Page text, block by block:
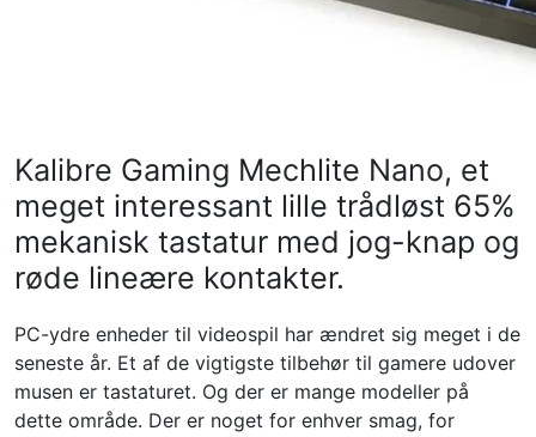
Kalibre Gaming Mechlite Nano, et
meget interessant lille trådløst 65%
mekanisk tastatur med jog-knap og
røde lineære kontakter.
PC-ydre enheder til videospil har ændret sig meget i de
seneste år. Et af de vigtigste tilbehør til gamere udover
musen er tastaturet. Og der er mange modeller på
dette område. Der er noget for enhver smag, for